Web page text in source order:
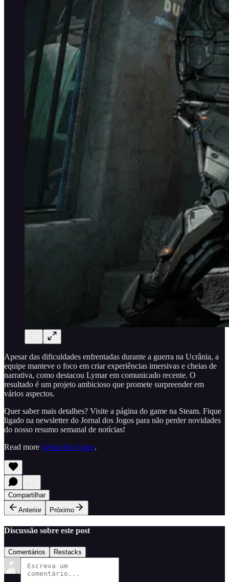
Apesar das dificuldades enfrentadas durante a guerra na Ucrânia, a
equipe manteve o foco em criar experiências imersivas e cheias de
narrativa, como destacou Lymar em comunicado recente. O
resultado é um projeto ambicioso que promete surpreender em
vários aspectos.
Quer saber mais detalhes? Visite a página do game na Steam. Fique
ligado na newsletter do Jornal dos Jogos para não perder novidades
do nosso resumo semanal de notícias!
Read more Jornal dos Jogos.
Compartilhar
Anterior
Próximo
Discussão sobre este post
Comentários Restacks